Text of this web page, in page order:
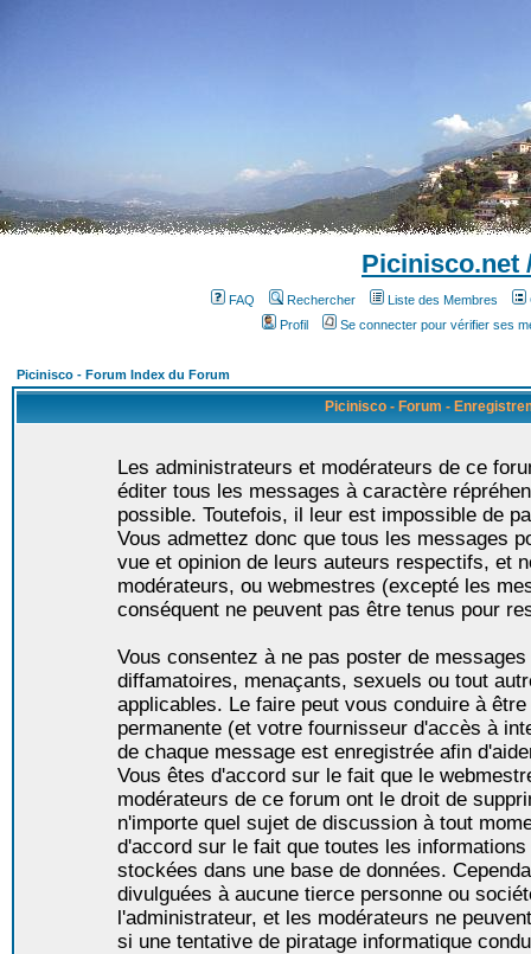
Picinisco.net
FAQ Rechercher Liste des Membres
Profil
Se connecter pour vérifier ses
Picinisco - Forum Index du Forum
Picinisco - Forum -
Les administrateurs et modérateurs de ce
éditer tous les messages à caractère
possible. Toutefois, il leur est impossible de
Vous admettez donc que tous les messages
vue et opinion de leurs auteurs respectifs, et
modérateurs, ou webmestres (excepté les
conséquent ne peuvent pas être tenus pour
Vous consentez à ne pas poster de
diffamatoires, menaçants, sexuels ou tout
applicables. Le faire peut vous conduire à
permanente (et votre fournisseur d'accès à
de chaque message est enregistrée afin
Vous êtes d'accord sur le fait que le
modérateurs de ce forum ont le droit de
n'importe quel sujet de discussion à tout
d'accord sur le fait que toutes les
stockées dans une base de données.
divulguées à aucune tierce personne ou
l'administrateur, et les modérateurs ne
si une tentative de piratage informatique